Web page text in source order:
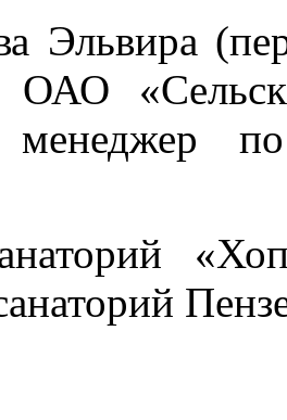
Эльвира
ОАО